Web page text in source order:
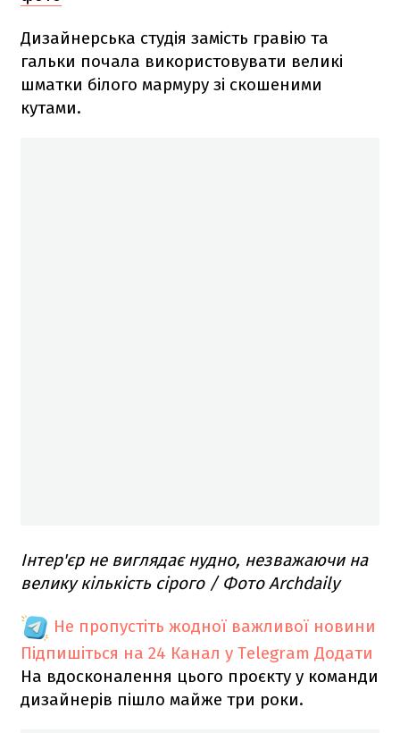
Дизайнерська студія замість гравію та
гальки почала використовувати великі
шматки білого мармуру зі скошеними
кутами.
Інтер'єр не виглядає нудно, незважаючи на
велику кількість сірого / Фото Archdaily
Не пропустіть жодної важливої новини
Підпишіться на 24 Канал у Telegram Додати
На вдосконалення цього проєкту у команди
дизайнерів пішло майже три роки.